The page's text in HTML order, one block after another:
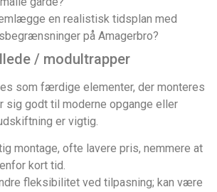
en realistisk tidsplan med
på Amagerbro?
/ modultrapper
som færdige elementer, der monteres
sig godt til moderne opgange eller
er vigtig.
montage, ofte lavere pris, nemmere at
kort tid.
fleksibilitet ved tilpasning; kan være